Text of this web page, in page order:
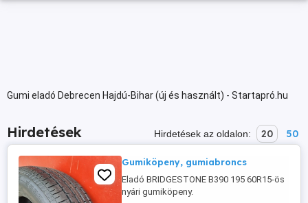
Gumi eladó Debrecen Hajdú-Bihar (új és használt) - Startapró.hu
Hirdetések Hirdetések az oldalon: 20 50
Gumiköpeny, gumiabroncs
Eladó BRIDGESTONE B390 195 60R15-ös
nyári gumiköpeny.